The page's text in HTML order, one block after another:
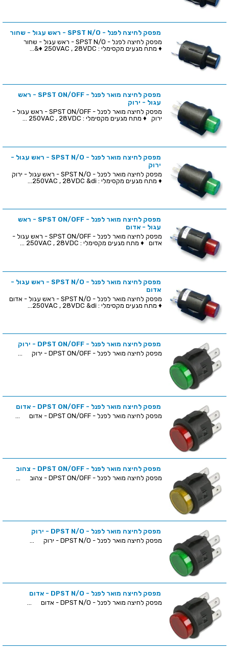
מפסק לחיצה לפנל - SPST N/O - ראש עגול - שחור
מפסק לחיצה לפנל - SPST N/O - ראש עגול - שחור
♦ מתח מגעים מקסימלי : 250VAC , 28VDC ♦&...
מפסק לחיצה מואר לפנל - SPST ON/OFF - ראש
עגול - ירוק
מפסק לחיצה מואר לפנל - SPST ON/OFF - ראש עגול -
ירוק ♦ מתח מגעים מקסימלי : 250VAC , 28VDC ...
מפסק לחיצה מואר לפנל - SPST N/O - ראש עגול -
ירוק
מפסק לחיצה מואר לפנל - SPST N/O - ראש עגול - ירוק
♦ מתח מגעים מקסימלי : 250VAC , 28VDC &di...
מפסק לחיצה מואר לפנל - SPST ON/OFF - ראש
עגול - אדום
מפסק לחיצה מואר לפנל - SPST ON/OFF - ראש עגול -
אדום ♦ מתח מגעים מקסימלי : 250VAC , 28VDC ...
מפסק לחיצה מואר לפנל - SPST N/O - ראש עגול -
אדום
מפסק לחיצה מואר לפנל - SPST N/O - ראש עגול - אדום
♦ מתח מגעים מקסימלי : 250VAC , 28VDC &di...
מפסק לחיצה מואר לפנל - DPST ON/OFF - ירוק
מפסק לחיצה מואר לפנל - DPST ON/OFF - ירוק ...
מפסק לחיצה מואר לפנל - DPST ON/OFF - אדום
מפסק לחיצה מואר לפנל - DPST ON/OFF - אדום ...
מפסק לחיצה מואר לפנל - DPST ON/OFF - צהוב
מפסק לחיצה מואר לפנל - DPST ON/OFF - צהוב ...
מפסק לחיצה מואר לפנל - DPST N/O - ירוק
מפסק לחיצה מואר לפנל - DPST N/O - ירוק ...
מפסק לחיצה מואר לפנל - DPST N/O - אדום
מפסק לחיצה מואר לפנל - DPST N/O - אדום ...